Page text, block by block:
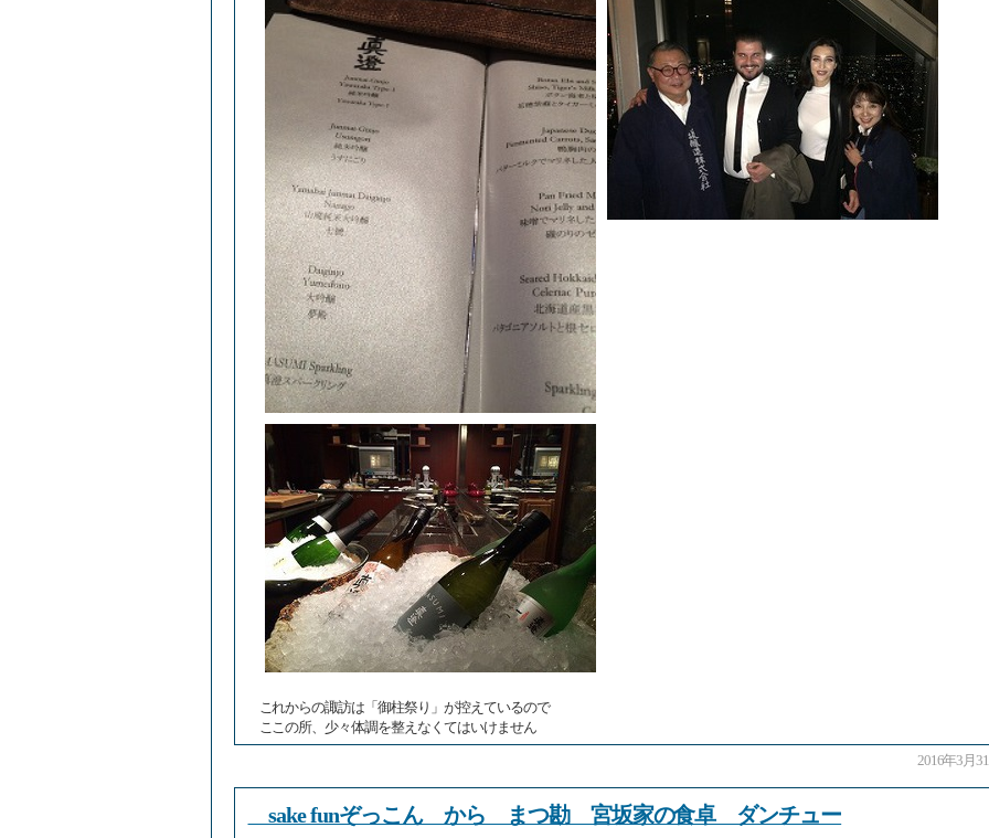
これからの諏訪は「御柱祭り」が控えているので
ここの所、少々体調を整えなくてはいけません
2016年3月31
sake funぞっこん から まつ勘 宮坂家の食卓 ダンチュー